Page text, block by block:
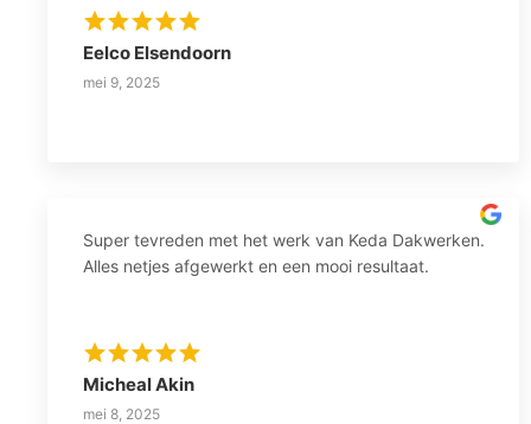
geweldig geplaatst door dit bedrijf. Inmiddels de
droog! Bedankt KEDA!
Eelco Elsendoorn
mei 9, 2025
Super tevreden met het werk van Keda Dakwerken.
Alles netjes afgewerkt en een mooi resultaat.
Micheal Akin
mei 8, 2025